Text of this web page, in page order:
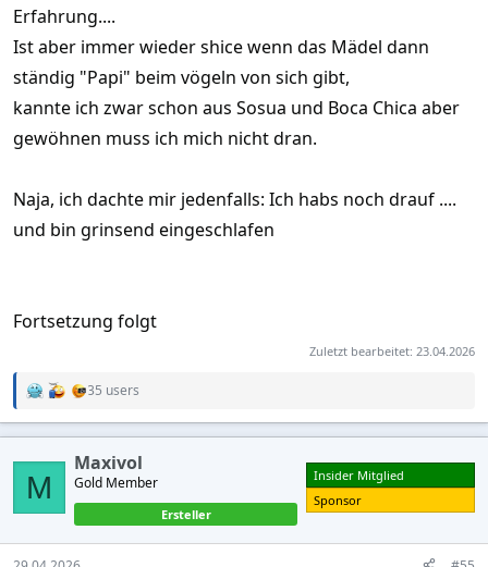
Erfahrung....
Ist aber immer wieder shice wenn das Mädel dann
ständig "Papi" beim vögeln von sich gibt,
kannte ich zwar schon aus Sosua und Boca Chica aber
gewöhnen muss ich mich nicht dran.
Naja, ich dachte mir jedenfalls: Ich habs noch drauf ....
und bin grinsend eingeschlafen
Fortsetzung folgt
Zuletzt bearbeitet: 23.04.2026
R
t
o
n
35 users
M
Maxivol
Gold Member
Ersteller
Insider Mitglied
Sponsor